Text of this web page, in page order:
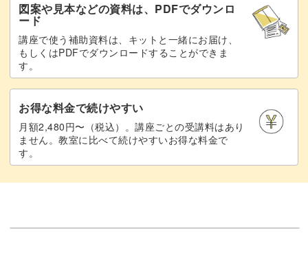
図案や見本などの資料は、PDFでダウンロ
ード
講座で使う補助資料は、キットと一緒にお届け、
もしくはPDFでダウンロードすることができま
す。
お得な料金で続けやすい
月額2,480円〜（税込）。講座ごとの受講料はあり
ません。教室に比べて続けやすいお得な料金で
す。